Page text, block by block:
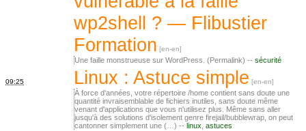
wp2shell ? — Flibustier
Formation
Une faille monstrueuse sur WordPress. (Permalink) -- sécurité
09:25 Linux : Astuce simple
À force d'années, votre répertoire /home contient sans doute une
quantité invraisemblable de fichiers inutiles, sans doute même
venant d'applications que vous n'utilisez plus. Même sans aller
jusqu'à des solutions d'isolement genre firejail/bubblewrap, on peut
cantonner simplement une (…) -- linux astuces